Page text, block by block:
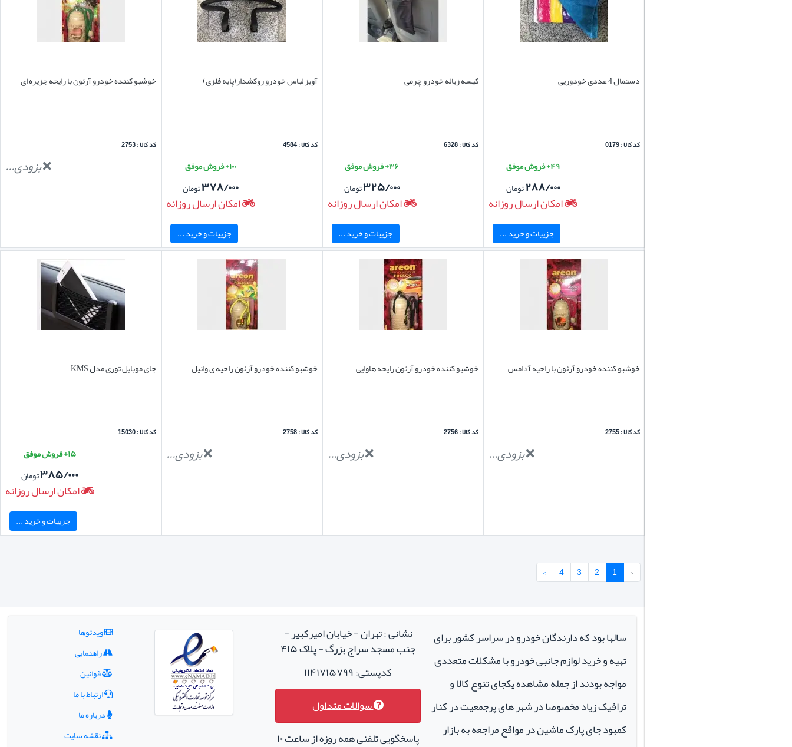
دستمال 4 عددی خودوریی
کد کالا : 0179
۴۹+ فروش موفق
۲۸۸/۰۰۰تومان
امکان ارسال روزانه
جزییات و خرید ...
کیسه زباله خودرو چرمی
کد کالا : 6328
۳۶+ فروش موفق
۳۲۵/۰۰۰تومان
امکان ارسال روزانه
جزییات و خرید ...
آویز لباس خودرو روکشدار(پایه فلزی)
کد کالا : 4584
۱۰۰+ فروش موفق
۳۷۸/۰۰۰تومان
امکان ارسال روزانه
جزییات و خرید ...
خوشبو کننده خودرو آرئون با رایحه جزیره ای
کد کالا : 2753
بزودی...
خوشبو کننده خودرو آرئون با راحیه آدامس
کد کالا : 2755
بزودی...
خوشبو کننده خودرو آرئون رایحه هاوایی
کد کالا : 2756
بزودی...
خوشبو کننده خودرو آرئون راحیه ی وانیل
کد کالا : 2758
بزودی...
جای موبایل توری مدل KMS
کد کالا : 15030
۱۵+ فروش موفق
۳۸۵/۰۰۰تومان
امکان ارسال روزانه
جزییات و خرید ...
‹
1
2
3
4
›
سالها بود که دارندگان خودرو در سراسر کشور برای
تهیه و خرید لوازم جانبی خودرو با مشکلات متعددی
مواجه بودند از جمله مشاهده یکجای تنوع کالا و
ترافیک زیاد مخصوصا در شهر های پرجمعیت در کنار
کمبود جای پارک ماشین در مواقع مراجعه به بازار
نشانی : تهران - خیابان امیرکبیر -
جنب مسجد سراج بزرگ - پلاک ۴۱۵
کدپستی: ۱۱۴۱۷۱۵۷۹۹
سوالات متداول
پاسخگویی تلفنی همه روزه از ساعت ۱۰
ویدئوها
راهنمایی
قوانین
ارتباط با ما
درباره ما
نقشه سایت